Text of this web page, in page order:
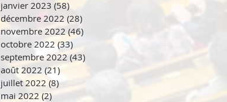
janvier 2023 (58)
décembre 2022 (28)
novembre 2022 (46)
octobre 2022 (33)
septembre 2022 (43)
août 2022 (21)
juillet 2022 (8)8 posts
mai 2022 (2)2 posts